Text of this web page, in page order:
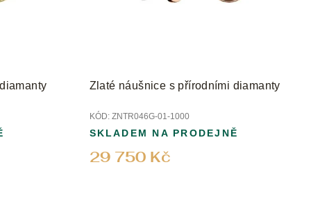
Zlaté náušnice s přírodními diamanty
KÓD: ZNTR046G-01-1000
29 750 Kč
SKLADEM NA PRODEJNĚ